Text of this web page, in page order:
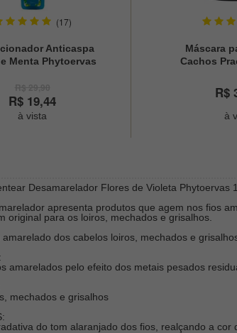
(17)
Anticaspa
Menta Phytoervas
R$ 19,44
à vista
Máscara
Cachos
R$
à
Desamarelador Flores de Violeta Phytoervas
apresenta produtos que agem nos fios
original para os loiros, mechados e grisalhos.
dos cabelos loiros, mechados e
amarelados pelo efeito dos metais pesados
mechados e grisalhos
do tom alaranjado dos fios, realçando a cor